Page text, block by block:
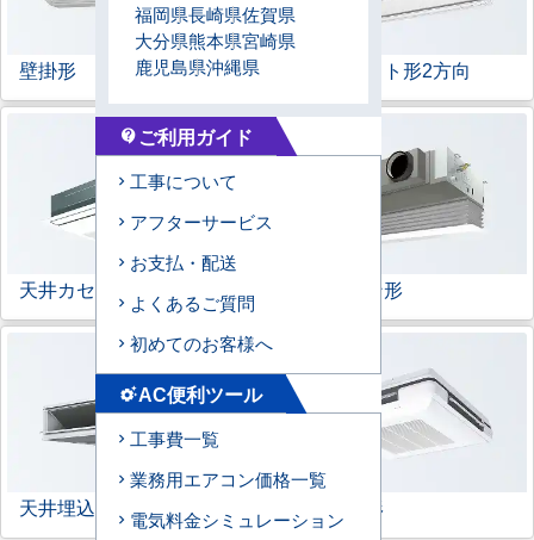
壁掛形 天井カセット形2方向
天井カセット形 ビルトイン形
天井埋込ダクト形 天吊自在形
福岡県長崎県佐賀県
大分県熊本県宮崎県
鹿児島県沖縄県
contact_support ご利用ガイド
工事について
アフターサービス
お支払・配送
よくあるご質問
初めてのお客様へ
settings_suggestAC便利ツール
工事費一覧
業務用エアコン価格一覧
電気料金シミュレーション